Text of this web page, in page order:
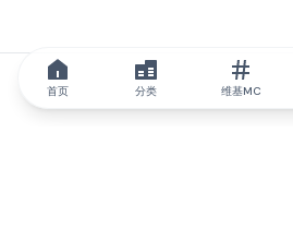
首页 分类 维基MC